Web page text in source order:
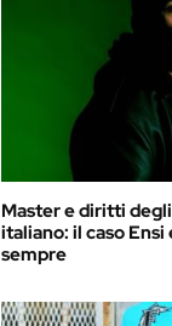
Master e diritti
italiano: il caso Ensi
sempre